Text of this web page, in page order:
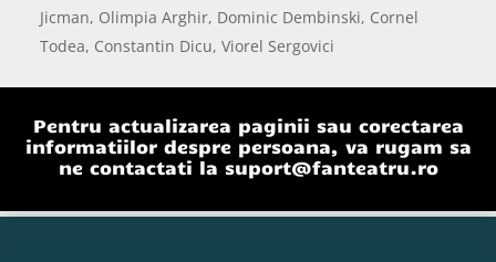
Jicman, Olimpia Arghir, Dominic Dembinski, Cornel
Todea, Constantin Dicu, Viorel Sergovici
Pentru actualizarea paginii sau corectarea
informatiilor despre persoana, va rugam sa
ne contactati la suport@fanteatru.ro